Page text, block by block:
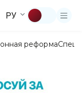
РУ
реформа